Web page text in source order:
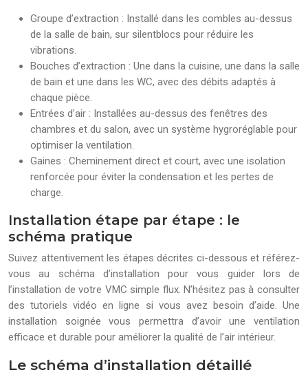
Groupe d’extraction : Installé dans les combles au-dessus
de la salle de bain, sur silentblocs pour réduire les
vibrations.
Bouches d’extraction : Une dans la cuisine, une dans la salle
de bain et une dans les WC, avec des débits adaptés à
chaque pièce.
Entrées d’air : Installées au-dessus des fenêtres des
chambres et du salon, avec un système hygroréglable pour
optimiser la ventilation.
Gaines : Cheminement direct et court, avec une isolation
renforcée pour éviter la condensation et les pertes de
charge.
Installation étape par étape : le
schéma pratique
Suivez attentivement les étapes décrites ci-dessous et référez-
vous au schéma d’installation pour vous guider lors de
l’installation de votre VMC simple flux. N’hésitez pas à consulter
des tutoriels vidéo en ligne si vous avez besoin d’aide. Une
installation soignée vous permettra d’avoir une ventilation
efficace et durable pour améliorer la qualité de l’air intérieur.
Le schéma d’installation détaillé